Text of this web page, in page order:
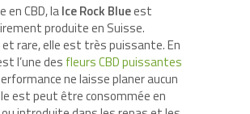
en CBD, laIce Rock Blueest
produite en Suisse.
et rare, elle est très puissante. En
l’une des fleurs CBD puissantes
ne laisse planer aucun
est peut être consommée en